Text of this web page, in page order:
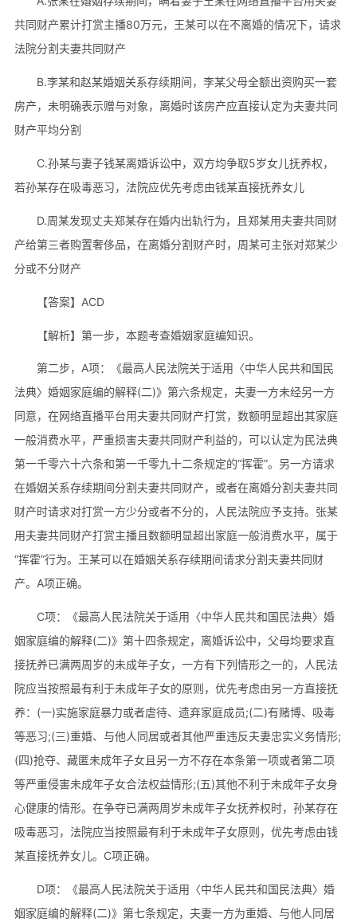
共同财产累计打赏主播80万元，王某可以在不离婚的情况下，请求
法院分割夫妻共同财产
B.李某和赵某婚姻关系存续期间，李某父母全额出资购买一套
房产，未明确表示赠与对象，离婚时该房产应直接认定为夫妻共同
财产平均分割
C.孙某与妻子钱某离婚诉讼中，双方均争取5岁女儿抚养权，
若孙某存在吸毒恶习，法院应优先考虑由钱某直接抚养女儿
D.周某发现丈夫郑某存在婚内出轨行为，且郑某用夫妻共同财
产给第三者购置奢侈品，在离婚分割财产时，周某可主张对郑某少
分或不分财产
【答案】ACD
【解析】第一步，本题考查婚姻家庭编知识。
第二步，A项：《最高人民法院关于适用〈中华人民共和国民
法典〉婚姻家庭编的解释(二)》第六条规定，夫妻一方未经另一方
同意，在网络直播平台用夫妻共同财产打赏，数额明显超出其家庭
一般消费水平，严重损害夫妻共同财产利益的，可以认定为民法典
第一千零六十六条和第一千零九十二条规定的“挥霍”。另一方请求
在婚姻关系存续期间分割夫妻共同财产，或者在离婚分割夫妻共同
财产时请求对打赏一方少分或者不分的，人民法院应予支持。张某
用夫妻共同财产打赏主播且数额明显超出家庭一般消费水平，属于
“挥霍”行为。王某可以在婚姻关系存续期间请求分割夫妻共同财
产。A项正确。
C项：《最高人民法院关于适用〈中华人民共和国民法典〉婚
姻家庭编的解释(二)》第十四条规定，离婚诉讼中，父母均要求直
接抚养已满两周岁的未成年子女，一方有下列情形之一的，人民法
院应当按照最有利于未成年子女的原则，优先考虑由另一方直接抚
养：(一)实施家庭暴力或者虐待、遗弃家庭成员;(二)有赌博、吸毒
等恶习;(三)重婚、与他人同居或者其他严重违反夫妻忠实义务情形;
(四)抢夺、藏匿未成年子女且另一方不存在本条第一项或者第二项
等严重侵害未成年子女合法权益情形;(五)其他不利于未成年子女身
心健康的情形。在争夺已满两周岁未成年子女抚养权时，孙某存在
吸毒恶习，法院应当按照最有利于未成年子女原则，优先考虑由钱
某直接抚养女儿。C项正确。
D项：《最高人民法院关于适用〈中华人民共和国民法典〉婚
姻家庭编的解释(二)》第七条规定，夫妻一方为重婚、与他人同居